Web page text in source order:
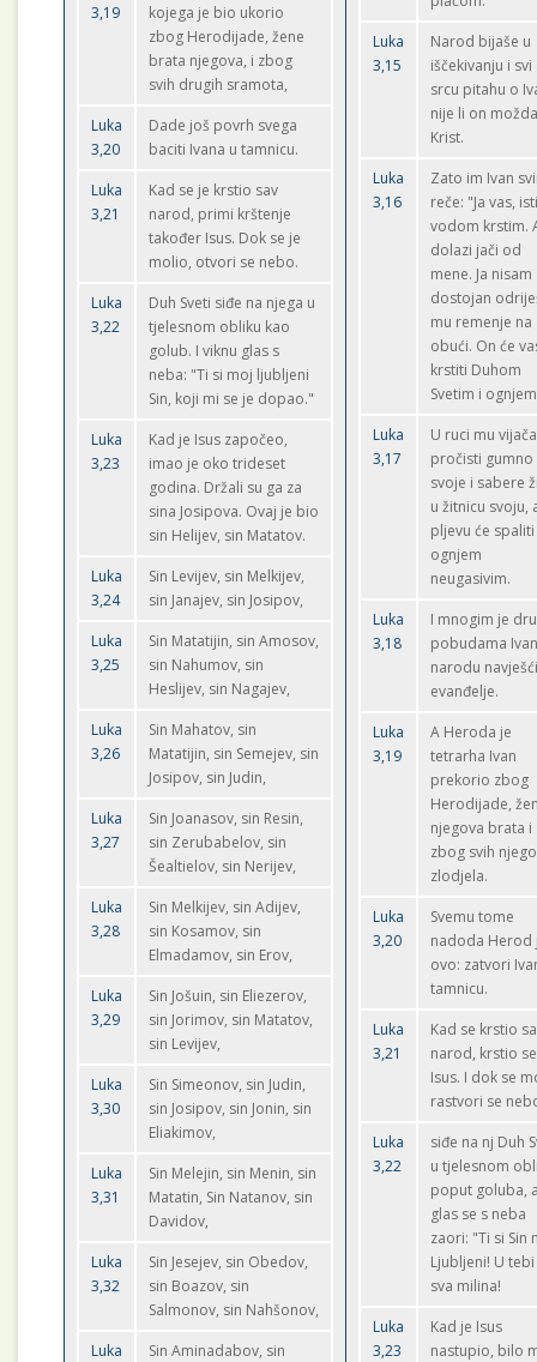
3,19
kojega je bio ukorio
zbog Herodijade, žene
brata njegova, i zbog
svih drugih sramota,
Luka
3,20
Dade još povrh svega
baciti Ivana u tamnicu.
Luka
3,21
Kad se je krstio sav
narod, primi krštenje
također Isus. Dok se je
molio, otvori se nebo.
Luka
3,22
Duh Sveti siđe na njega u
tjelesnom obliku kao
golub. I viknu glas s
neba: "Ti si moj ljubljeni
Sin, koji mi se je dopao."
Luka
3,23
Kad je Isus započeo,
imao je oko trideset
godina. Držali su ga za
sina Josipova. Ovaj je bio
sin Helijev, sin Matatov.
Luka
3,24
Sin Levijev, sin Melkijev,
sin Janajev, sin Josipov,
Luka
3,25
Sin Matatijin, sin Amosov,
sin Nahumov, sin
Heslijev, sin Nagajev,
Luka
3,26
Sin Mahatov, sin
Matatijin, sin Semejev, sin
Josipov, sin Judin,
Luka
3,27
Sin Joanasov, sin Resin,
sin Zerubabelov, sin
Šealtielov, sin Nerijev,
Luka
3,28
Sin Melkijev, sin Adijev,
sin Kosamov, sin
Elmadamov, sin Erov,
Luka
3,29
Sin Jošuin, sin Eliezerov,
sin Jorimov, sin Matatov,
sin Levijev,
Luka
3,30
Sin Simeonov, sin Judin,
sin Josipov, sin Jonin, sin
Eliakimov,
Luka
3,31
Sin Melejin, sin Menin, sin
Matatin, Sin Natanov, sin
Davidov,
Luka
3,32
Sin Jesejev, sin Obedov,
sin Boazov, sin
Salmonov, sin Nahšonov,
Luka
Sin Aminadabov, sin
Luka
3,15
Narod bijaše u
iščekivanju i svi
srcu pitahu o
nije li on
Krist.
Luka
3,16
Zato im Ivan
reče: "Ja vas,
vodom krstim.
dolazi jači od
mene. Ja nisam
dostojan
mu remenje na
obući. On će
krstiti Duhom
Svetim i
Luka
3,17
U ruci mu
pročisti gumno
svoje i sabere
u žitnicu svoju,
pljevu će spaliti
ognjem
neugasivim.
Luka
3,18
I mnogim je
pobudama
narodu
evanđelje.
Luka
3,19
A Heroda je
tetrarha Ivan
prekorio zbog
Herodijade,
njegova brata i
zbog svih
zlodjela.
Luka
3,20
Svemu tome
nadoda Herod
ovo: zatvori
tamnicu.
Luka
3,21
Kad se krstio
narod, krstio
Isus. I dok se
rastvori se
Luka
3,22
siđe na nj Duh
u tjelesnom
poput goluba,
glas se s neba
zaori: "Ti si Sin
Ljubljeni! U
sva milina!
Luka
3,23
Kad je Isus
nastupio, bilo